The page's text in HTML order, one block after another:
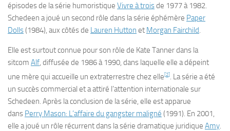
épisodes de la série humoristique Vivre à troisde 1977 à 1982.
Schedeen a joué un second rôle dans la série éphémère Paper
Dolls(1984), aux côtés de Lauren Hutton et Morgan Fairchild.
Elle est surtout connue pour son rôle de Kate Tanner dans la
sitcom Alf, diffusée de 1986 à 1990, dans laquelle elle a dépeint
une mère qui accueille un extraterrestre chez elle[2]. La série a été
un succès commercial et a attiré l’attention internationale sur
Schedeen. Après la conclusion de la série, elle est apparue
dans Perry Mason: L’affaire du gangster maligné (1991). En 2001,
elle a joué un rôle récurrent dans la série dramatique juridique Amy.